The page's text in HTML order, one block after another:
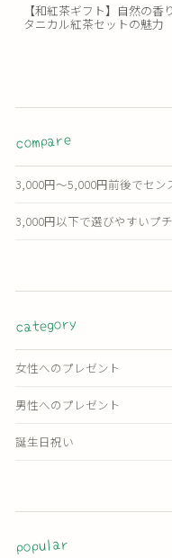
【和紅茶ギフト】自然の香
タニカル紅茶セットの魅力
compare
3,000円〜5,000円前後でセン
3,000円以下で選びやすいプ
category
女性へのプレゼント
男性へのプレゼント
誕生日祝い
popular